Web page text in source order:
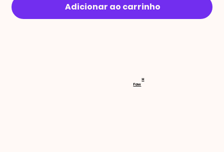
Adicionar ao carrinho
RECEBA
Faw
H